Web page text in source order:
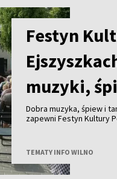
Festyn
muzyki,
Dobra muzyka, śpiew i
zapewni Festyn Kultury
TEMATY INFO WILNO